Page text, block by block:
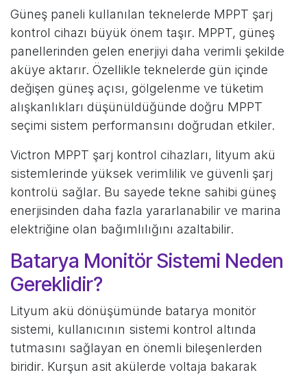
Güneş paneli kullanılan teknelerde MPPT şarj
kontrol cihazı büyük önem taşır. MPPT, güneş
panellerinden gelen enerjiyi daha verimli şekilde
aküye aktarır. Özellikle teknelerde gün içinde
değişen güneş açısı, gölgelenme ve tüketim
alışkanlıkları düşünüldüğünde doğru MPPT
seçimi sistem performansını doğrudan etkiler.
Victron MPPT şarj kontrol cihazları, lityum akü
sistemlerinde yüksek verimlilik ve güvenli şarj
kontrolü sağlar. Bu sayede tekne sahibi güneş
enerjisinden daha fazla yararlanabilir ve marina
elektriğine olan bağımlılığını azaltabilir.
Batarya Monitör Sistemi Neden
Gereklidir?
Lityum akü dönüşümünde batarya monitör
sistemi, kullanıcının sistemi kontrol altında
tutmasını sağlayan en önemli bileşenlerden
biridir. Kurşun asit akülerde voltaja bakarak